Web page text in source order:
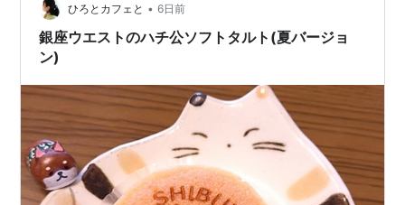
ひろとカフェと • 6日前
銀座ウエストのハチ公ソフトタルト(夏バージョ
ン)